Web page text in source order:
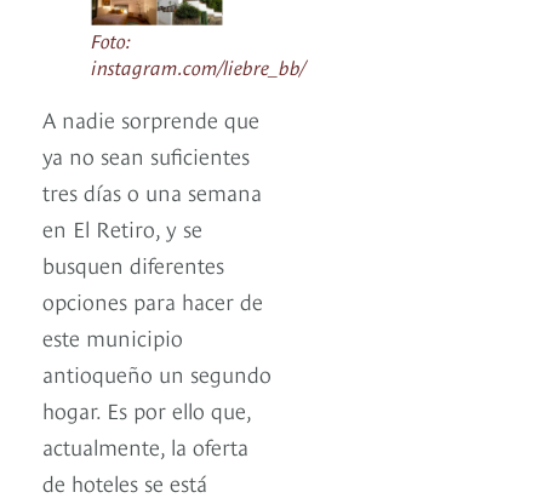
Foto:
instagram.com/liebre_bb/
A nadie sorprende que
ya no sean suficientes
tres días o una semana
en El Retiro, y se
busquen diferentes
opciones para hacer de
este municipio
antioqueño un segundo
hogar. Es por ello que,
actualmente, la oferta
de hoteles se está